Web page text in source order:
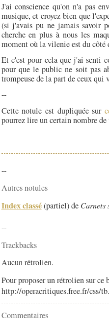
J'ai conscience qu'on n'a pas
musique, et croyez bien que
(si j'avais pu ne jamais savoir
cherche en plus à nous les
moment où la vilenie est du côté
Et c'est pour cela que j'ai senti
pour que le public ne soit pas
trompeuse de la part de ceux
--
Cette notule est dupliquée sur
pourrez lire un certain nombre
--
Autres notules
Index classé(partiel) de Carnets
--
Trackbacks
Aucun rétrolien.
Pour proposer un rétrolien sur
http://operacritiques.free.fr/css/
Commentaires